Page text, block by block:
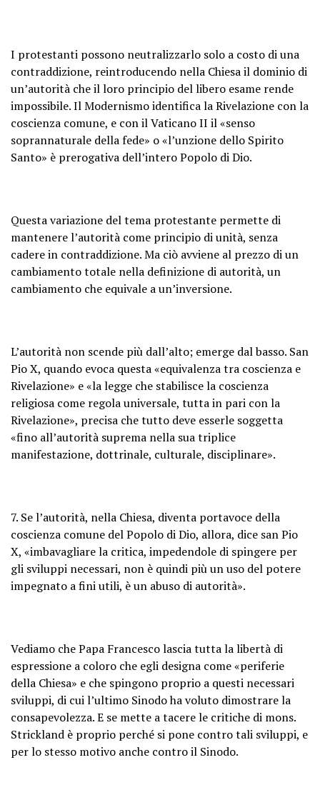
I protestanti possono neutralizzarlo solo a costo di una
contraddizione, reintroducendo nella Chiesa il dominio di
un’autorità che il loro principio del libero esame rende
impossibile. Il Modernismo identifica la Rivelazione con la
coscienza comune, e con il Vaticano II il «senso
soprannaturale della fede» o «l’unzione dello Spirito
Santo» è prerogativa dell’intero Popolo di Dio.
Questa variazione del tema protestante permette di
mantenere l’autorità come principio di unità, senza
cadere in contraddizione. Ma ciò avviene al prezzo di un
cambiamento totale nella definizione di autorità, un
cambiamento che equivale a un’inversione.
L’autorità non scende più dall’alto; emerge dal basso. San
Pio X, quando evoca questa «equivalenza tra coscienza e
Rivelazione» e «la legge che stabilisce la coscienza
religiosa come regola universale, tutta in pari con la
Rivelazione», precisa che tutto deve esserle soggetta
«fino all’autorità suprema nella sua triplice
manifestazione, dottrinale, culturale, disciplinare».
7. Se l’autorità, nella Chiesa, diventa portavoce della
coscienza comune del Popolo di Dio, allora, dice san Pio
X, «imbavagliare la critica, impedendole di spingere per
gli sviluppi necessari, non è quindi più un uso del potere
impegnato a fini utili, è un abuso di autorità».
Vediamo che Papa Francesco lascia tutta la libertà di
espressione a coloro che egli designa come «periferie
della Chiesa» e che spingono proprio a questi necessari
sviluppi, di cui l’ultimo Sinodo ha voluto dimostrare la
consapevolezza. E se mette a tacere le critiche di mons.
Strickland è proprio perché si pone contro tali sviluppi, e
per lo stesso motivo anche contro il Sinodo.